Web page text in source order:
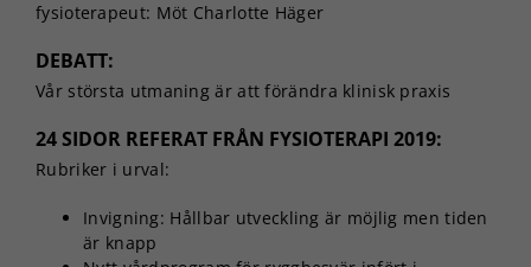
fysioterapeut: Möt Charlotte Häger
DEBATT:
Vår största utmaning är att förändra klinisk praxis
24 SIDOR REFERAT FRÅN FYSIOTERAPI 2019:
Rubriker i urval:
Invigning: Hållbar utveckling är möjlig men tiden
är knapp